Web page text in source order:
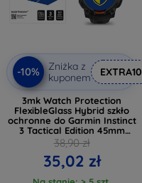
-10%
Zniżka z
kuponem
EXTRA10
3mk Watch Protection
FlexibleGlass Hybrid szkło
ochronne do Garmin Instinct
3 Tactical Edition 45mm
(Solar)
38,90 zł
35,02 zł